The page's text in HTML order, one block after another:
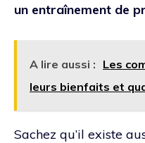
un entraînement de
A lire aussi : Les
leurs bienfaits et
Sachez qu’il existe